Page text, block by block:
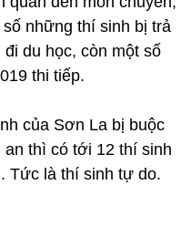
những thí sinh bị trả
du học, còn một số
thi tiếp.
của Sơn La bị buộc
thì có tới 12 thí sinh
Tức là thí sinh tự do.